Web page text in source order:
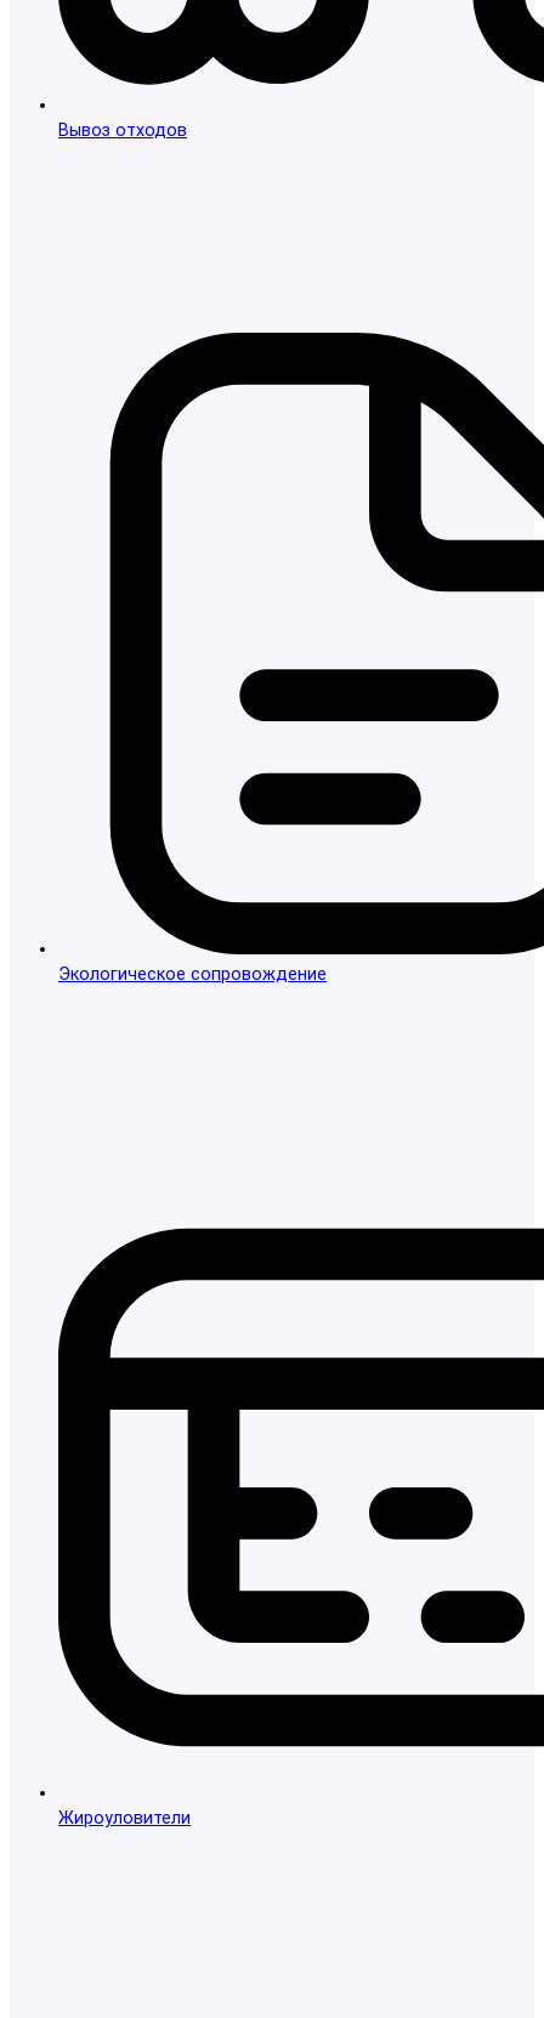
Вывоз отходов
Экологическое сопровождение
Жироуловители